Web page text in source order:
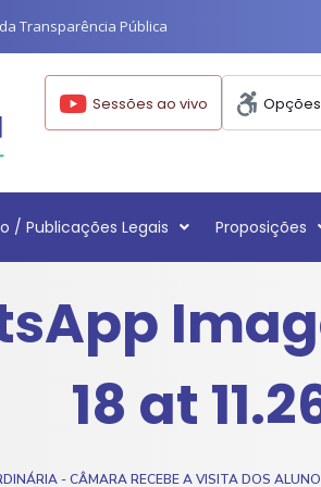
Transparência Pública
Sessões ao vivo
/ Publicações Legais Proposições
18 at
- CÂMARA RECEBE A VISITA DOS